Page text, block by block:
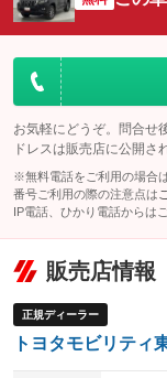
：装備なし
エアサスペンション
お気軽にどうぞ。問合せ
ドレスは販売店に公開さ
※無料電話をご利用の場合
番号ご利用の際の注意点は
IP電話、ひかり電話からは
販売店情報
正規ディーラー
トヨタモビリティ